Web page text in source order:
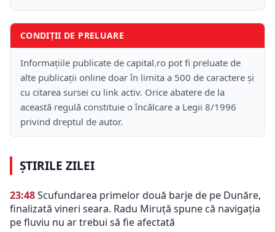
CONDIȚII DE PRELUARE
Informațiile publicate de capital.ro pot fi preluate de
alte publicații online doar în limita a 500 de caractere și
cu citarea sursei cu link activ. Orice abatere de la
această regulă constituie o încălcare a Legii 8/1996
privind dreptul de autor.
ȘTIRILE ZILEI
23:48Scufundarea primelor două barje de pe Dunăre,
finalizată vineri seara. Radu Miruță spune că navigația
pe fluviu nu ar trebui să fie afectată